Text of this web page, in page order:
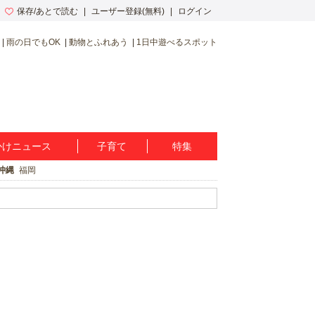
保存/あとで読む ユーザー登録(無料) ログイン
雨の日でもOK 動物とふれあう 1日中遊べるスポット
ニュース 子育て 特集
縄 福岡